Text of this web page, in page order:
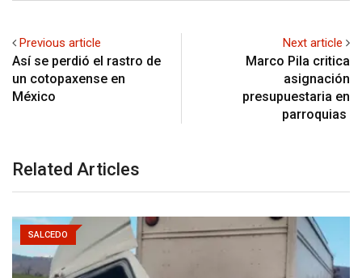
Previous article
Así se perdió el rastro de
un cotopaxense en
México
Next article
Marco Pila critica
asignación
presupuestaria en
parroquias
Related Articles
SALCEDO